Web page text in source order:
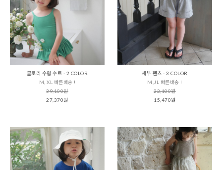
글로리 수읨 수트 - 2 COLOR
M, XL 빠른배송 !
39,100원
27,370원
세부 팬츠 - 3 COLOR
M,JL 빠른배송 !
22,100원
15,470원